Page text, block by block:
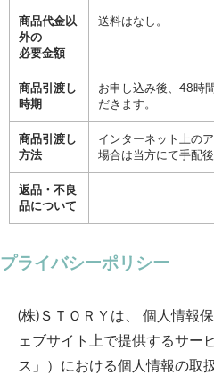
商品代金以
外の
必要金額
送料はなし。
商品引渡し
時期
お申し込み後、48時
だきます。
商品引渡し
方法
インターネット上の
場合は当方にて手配
返品・不良
品について
プライバシーポリシー
(株)ＳＴＯＲＹ は、 個人情報
ェブサイト上で提供するサー
ス」）における個人情報の取